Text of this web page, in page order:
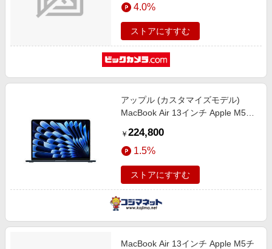
GPU] スカイブルー CTOMDHJ4JA-
Z1LA00056
4.0%
ストアにすすむ
アップル (カスタマイズモデル)
MacBook Air 13インチ Apple M5チ
512GB/メモリ16GB/10コアCPUと
8コアGPU］ ミッドナイト
CTOMDHE
￥ 224,800
1.5%
ストアにすすむ
MacBook Air 13インチ Apple M5チ